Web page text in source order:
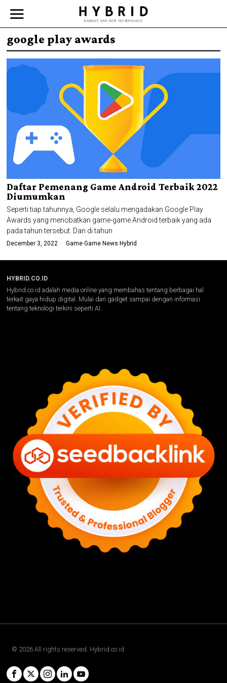
google play awards
Daftar Pemenang Game Android Terbaik 2022
Diumumkan
Seperti tiap tahunnya, Google selalu mengadakan Google Play
Awards yang menobatkan game-game Android terbaik yang ada
pada tahun tersebut. Dan di tahun
December 3, 2022 Game·Game News·Hybrid
HYBRID.CO.ID
Hybrid.co.id adalah media online yang membahas tentang berbagai hal
terkait gaya hidup digital. Mulai dari gadget sampai dengan informasi
tentang teknologi terkini seperti AI.
© 2026 All rights reserved. Hybrid.co.id